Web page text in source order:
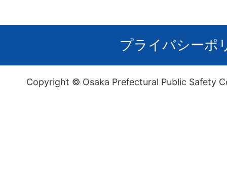
プライバシーポ
Copyright © Osaka Prefectural Public Safety